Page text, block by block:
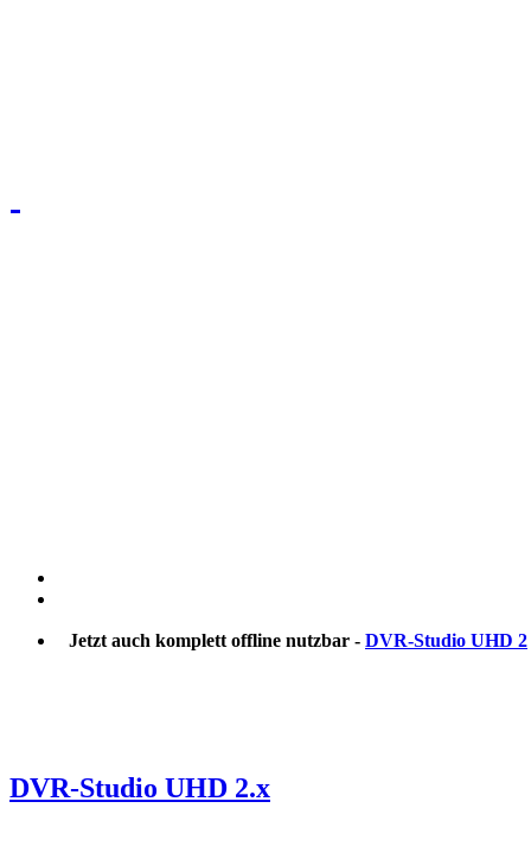
Jetzt auch komplett offline nutzbar - DVR-Studio UHD 2
DVR-Studio UHD 2.x